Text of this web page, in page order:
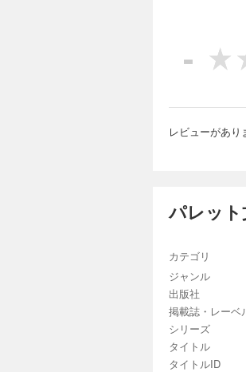
-
レビューがあり
パレッ
カテゴリ
ジャンル
出版社
掲載誌・レーベ
シリーズ
タイトル
タイトルID